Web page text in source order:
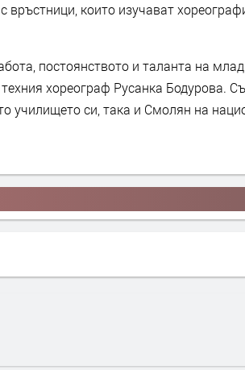
връстници, които изучават
постоянството и таланта на
хореограф Русанка Бодурова.
училището си, така и Смолян на